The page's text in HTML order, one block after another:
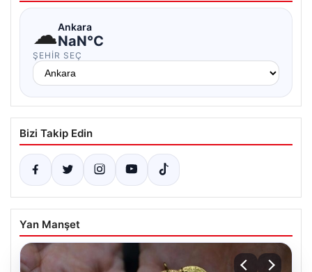
☁Ankara
NaN°C
ŞEHIR SEÇ
Bizi Takip Edin
Yan Manşet